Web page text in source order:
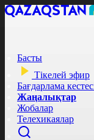
Басты
Тікелей эфир
Бағдарлама
Жаңалықтар
Жобалар
Телехикаялар